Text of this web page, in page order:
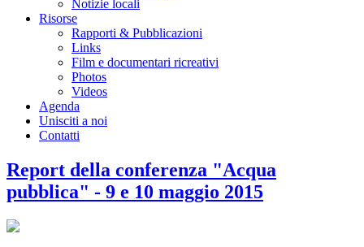
Notizie locali
Risorse
Rapporti & Pubblicazioni
Links
Film e documentari ricreativi
Photos
Videos
Agenda
Unisciti a noi
Contatti
Report della conferenza "Acqua
pubblica" - 9 e 10 maggio 2015